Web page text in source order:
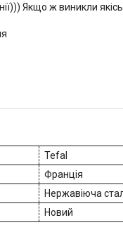
Якщо ж виникли
Tefal
Франція
Нержавіюча
Новий